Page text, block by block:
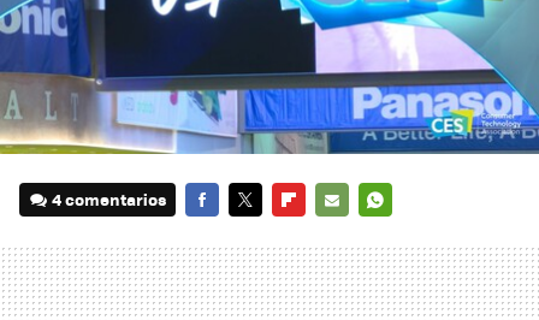
4 comentarios
MAIL